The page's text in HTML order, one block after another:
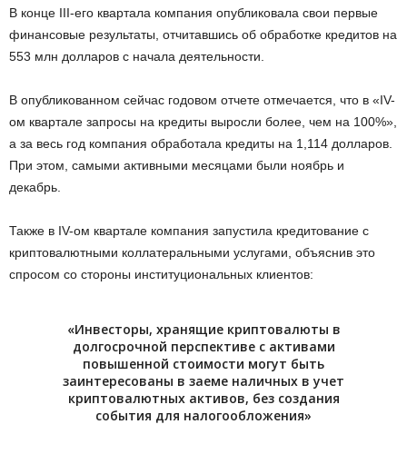
В конце III-его квартала компания опубликовала свои первые
финансовые результаты, отчитавшись об обработке кредитов на
553 млн долларов с начала деятельности.
В опубликованном сейчас годовом отчете отмечается, что в «IV-
ом квартале запросы на кредиты выросли более, чем на 100%»,
а за весь год компания обработала кредиты на 1,114 долларов.
При этом, самыми активными месяцами были ноябрь и
декабрь.
Также в IV-ом квартале компания запустила кредитование с
криптовалютными коллатеральными услугами, объяснив это
спросом со стороны институциональных клиентов:
«Инвесторы, хранящие криптовалюты в
долгосрочной перспективе с активами
повышенной стоимости могут быть
заинтересованы в заеме наличных в учет
криптовалютных активов, без создания
события для налогообложения»